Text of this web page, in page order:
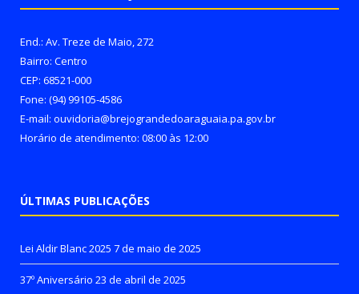
End.: Av. Treze de Maio, 272
Bairro: Centro
CEP: 68521-000
Fone: (94) 99105-4586
E-mail: ouvidoria@brejograndedoaraguaia.pa.gov.br
Horário de atendimento: 08:00 às 12:00
ÚLTIMAS PUBLICAÇÕES
Lei Aldir Blanc 2025 7 de maio de 2025
37º Aniversário 23 de abril de 2025